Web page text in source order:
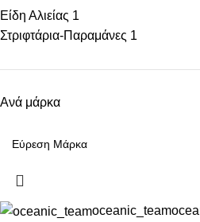
Είδη Αλιείας 1
Στριφτάρια-Παραμάνες 1
Ανά μάρκα
oceanic_team